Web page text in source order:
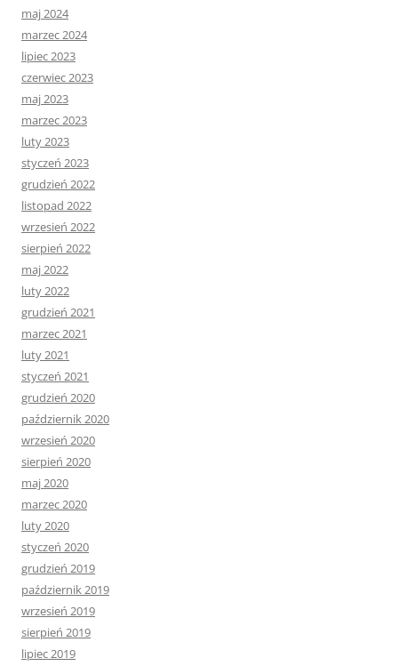
maj 2024
marzec 2024
lipiec 2023
czerwiec 2023
maj 2023
marzec 2023
luty 2023
styczeń 2023
grudzień 2022
listopad 2022
wrzesień 2022
sierpień 2022
maj 2022
luty 2022
grudzień 2021
marzec 2021
luty 2021
styczeń 2021
grudzień 2020
październik 2020
wrzesień 2020
sierpień 2020
maj 2020
marzec 2020
luty 2020
styczeń 2020
grudzień 2019
październik 2019
wrzesień 2019
sierpień 2019
lipiec 2019